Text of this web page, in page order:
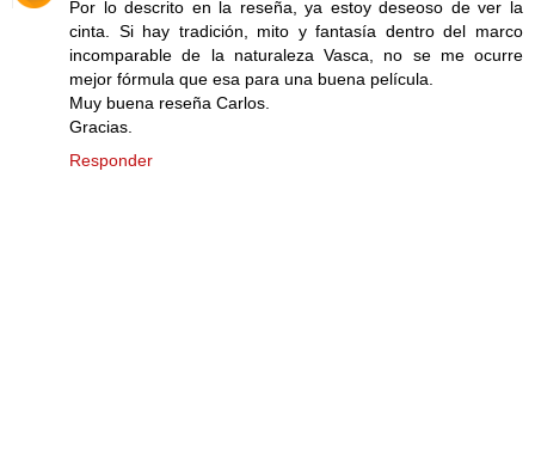
Por lo descrito en la reseña, ya estoy deseoso de ver la
cinta. Si hay tradición, mito y fantasía dentro del marco
incomparable de la naturaleza Vasca, no se me ocurre
mejor fórmula que esa para una buena película.
Muy buena reseña Carlos.
Gracias.
Responder